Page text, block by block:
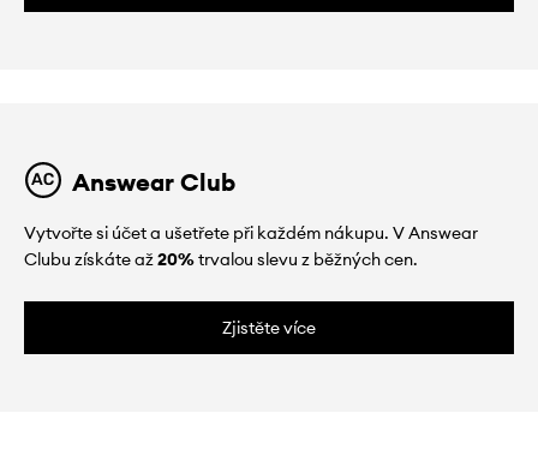
Answear Club
Vytvořte si účet a ušetřete při každém nákupu. V Answear
Clubu získáte až20%trvalou slevu z běžných cen.
Zjistěte více